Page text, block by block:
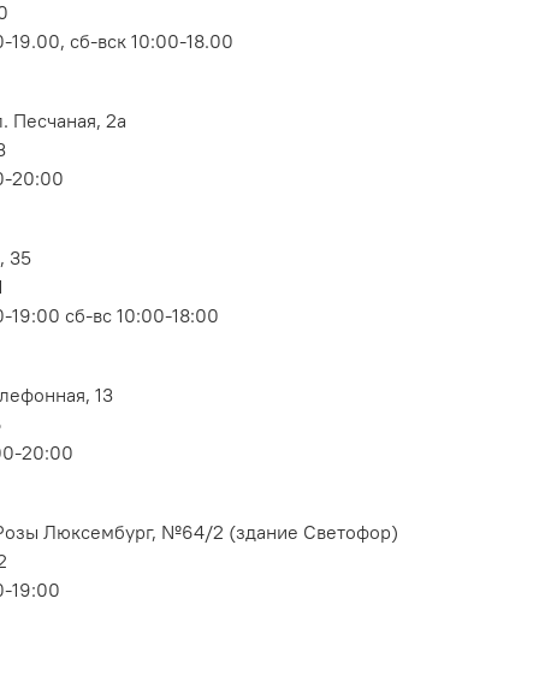
сб-вск 10:00-18.00
Песчаная, 2а
20:00
35
19:00 сб-вс 10:00-18:00
13
20:00
Люксембург, №64/2 (здание Светофор)
19:00